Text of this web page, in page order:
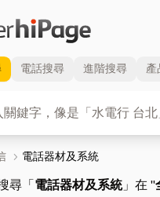
電話搜尋 進階搜尋 產
chevron_right 電話器材及系統
尋「電話器材及系統」在 "